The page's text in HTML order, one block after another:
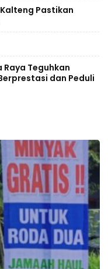
Kalteng Pastikan
Raya Teguhkan
dan Peduli